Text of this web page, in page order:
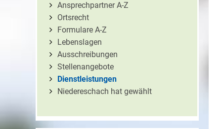
Ansprechpartner A-Z
Ortsrecht
Formulare A-Z
Lebenslagen
Ausschreibungen
Stellenangebote
Dienstleistungen
Niedereschach hat gewählt